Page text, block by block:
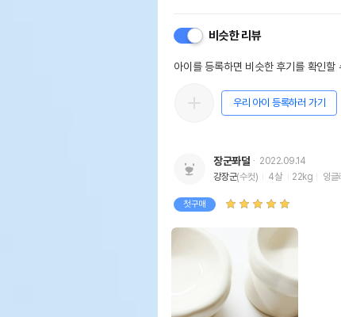
비슷한 리뷰
아이를 등록하면 비슷한 후기를 확인할
우리 아이 등록하러 가기
장군퐈덜
2022.09.14
강장군(수컷) 4살 22kg 잉글
첫구매